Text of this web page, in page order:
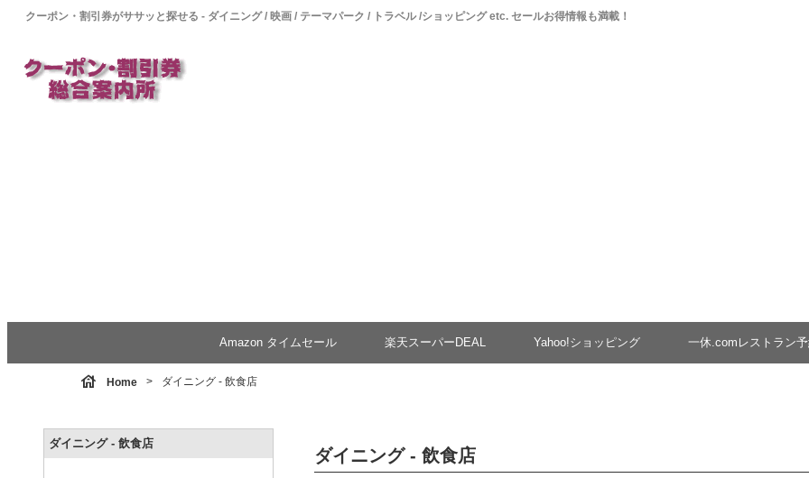
クーポン・割引券がササッと探せる - ダイニング / 映画 / テーマパーク / トラベル /ショッピング etc. セールお得情報も満載！
Amazon タイムセール 楽天スーパーDEAL Yahoo!ショッピング 一休.comレストラン
house Home ダイニング - 飲食店
ダイニング - 飲食店
ダイニング - 飲食店